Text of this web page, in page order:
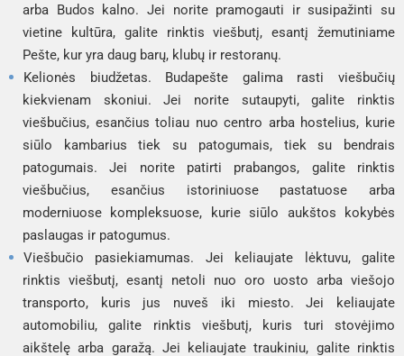
arba Budos kalno. Jei norite pramogauti ir susipažinti su
vietine kultūra, galite rinktis viešbutį, esantį žemutiniame
Pešte, kur yra daug barų, klubų ir restoranų.
Kelionės biudžetas. Budapešte galima rasti viešbučių
kiekvienam skoniui. Jei norite sutaupyti, galite rinktis
viešbučius, esančius toliau nuo centro arba hostelius, kurie
siūlo kambarius tiek su patogumais, tiek su bendrais
patogumais. Jei norite patirti prabangos, galite rinktis
viešbučius, esančius istoriniuose pastatuose arba
moderniuose kompleksuose, kurie siūlo aukštos kokybės
paslaugas ir patogumus.
Viešbučio pasiekiamumas. Jei keliaujate lėktuvu, galite
rinktis viešbutį, esantį netoli nuo oro uosto arba viešojo
transporto, kuris jus nuveš iki miesto. Jei keliaujate
automobiliu, galite rinktis viešbutį, kuris turi stovėjimo
aikštelę arba garažą. Jei keliaujate traukiniu, galite rinktis